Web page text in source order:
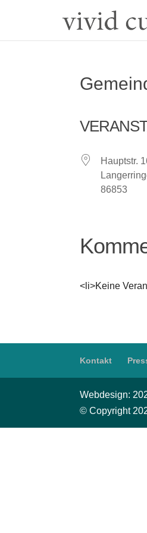
Hauptstr.
86853
<li>Keine
Kontakt
Webdesign:
© Copyright